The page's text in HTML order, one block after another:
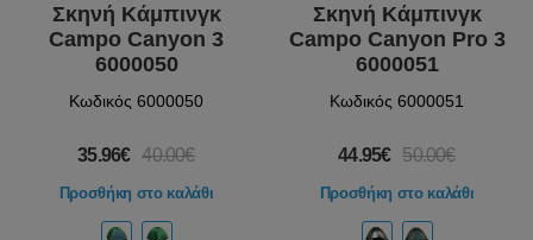
Σκηνή Κάμπινγκ
Campo Canyon 3
6000050
Κωδικός 6000050
35.96€ 40.00€
Προσθήκη στο καλάθι
Σκηνή Κάμπινγκ
Campo Canyon Pro 3
6000051
Κωδικός 6000051
44.95€ 50.00€
Προσθήκη στο καλάθι